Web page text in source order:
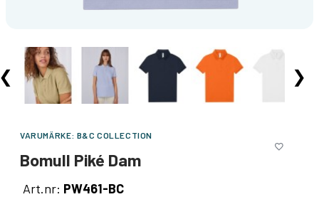
❯
VARUMÄRKE: B&C COLLECTION
Bomull Piké Dam
Art.nr: PW461-BC